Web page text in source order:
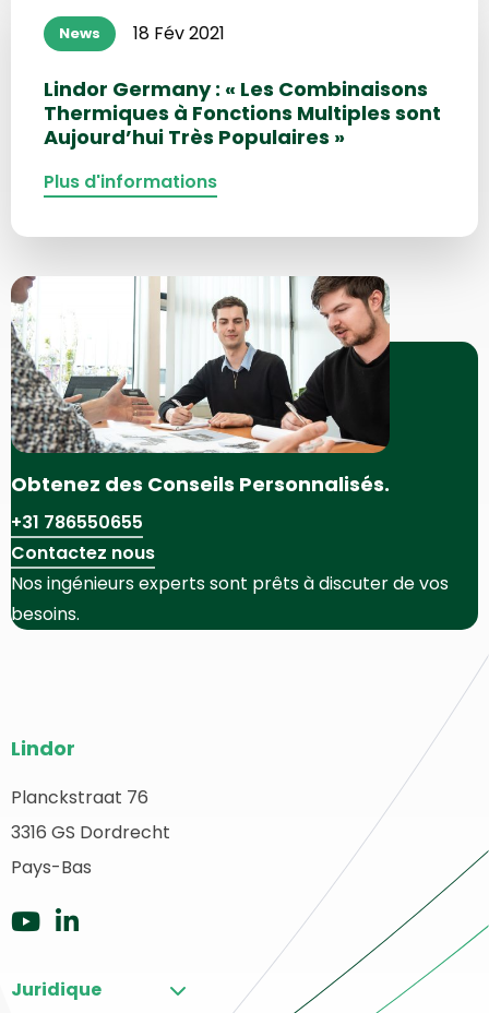
Lindor Germany : « Les Combinaisons
Thermiques à Fonctions Multiples sont
Aujourd’hui Très Populaires »
News 18 Fév 2021
Plus d'informations
d'informations
Obtenez des Conseils Personnalisés.
+31 786550655
Contactez nous
Nos ingénieurs experts sont prêts à discuter de vos
besoins.
de
page
du
site
Lindor
Planckstraat 76
3316 GS Dordrecht
Pays-Bas
Aller
YouTube
Aller
LinkedIn
Juridique